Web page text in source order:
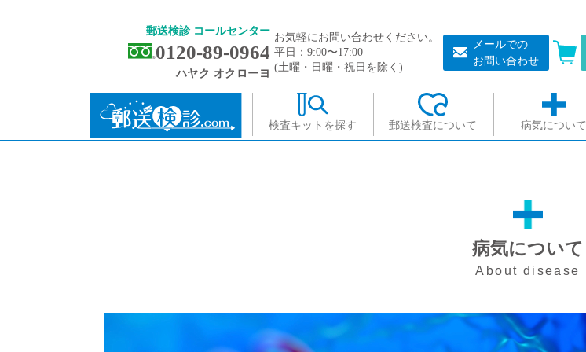
郵送検診 コールセンター
0120-89-0964
ハヤク オクローヨ
お気軽にお問い合わせください。
平日：9:00〜17:00
(土曜・日曜・祝日を除く)
メールでの
お問い合わせ
検査キットを探す 郵送検査について 病気について
病気について
About disease